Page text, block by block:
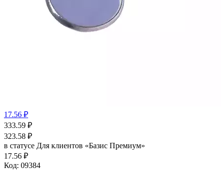
17.56 ₽
333.59 ₽
323.58 ₽
в статусе Для клиентов «Базис Премиум»
17.56 ₽
Код: 09384